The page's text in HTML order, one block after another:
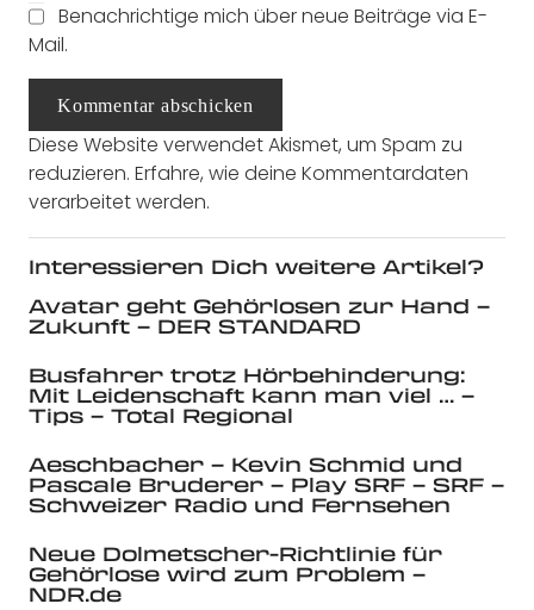
Benachrichtige mich über neue Beiträge via E-
Mail.
Kommentar abschicken
Diese Website verwendet Akismet, um Spam zu
reduzieren. Erfahre, wie deine Kommentardaten
verarbeitet werden.
Interessieren Dich weitere Artikel?
Avatar geht Gehörlosen zur Hand –
Zukunft – DER STANDARD
Busfahrer trotz Hörbehinderung:
Mit Leidenschaft kann man viel … –
Tips – Total Regional
Aeschbacher – Kevin Schmid und
Pascale Bruderer – Play SRF – SRF –
Schweizer Radio und Fernsehen
Neue Dolmetscher-Richtlinie für
Gehörlose wird zum Problem –
NDR.de